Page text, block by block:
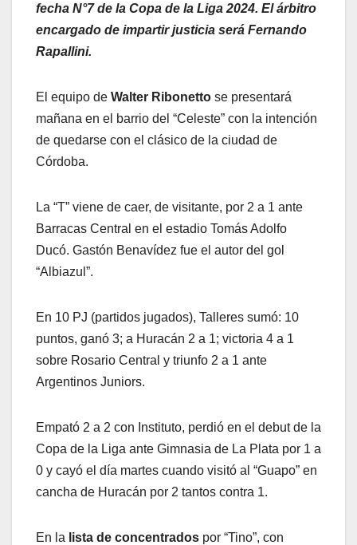
fecha N°7 de la Copa de la Liga 2024. El árbitro
encargado de impartir justicia será Fernando
Rapallini.
El equipo de Walter Ribonetto se presentará
mañana en el barrio del “Celeste” con la intención
de quedarse con el clásico de la ciudad de
Córdoba.
La “T” viene de caer, de visitante, por 2 a 1 ante
Barracas Central en el estadio Tomás Adolfo
Ducó. Gastón Benavídez fue el autor del gol
“Albiazul”.
En 10 PJ (partidos jugados), Talleres sumó: 10
puntos, ganó 3; a Huracán 2 a 1; victoria 4 a 1
sobre Rosario Central y triunfo 2 a 1 ante
Argentinos Juniors.
Empató 2 a 2 con Instituto, perdió en el debut de la
Copa de la Liga ante Gimnasia de La Plata por 1 a
0 y cayó el día martes cuando visitó al “Guapo” en
cancha de Huracán por 2 tantos contra 1.
En la lista de concentrados por “Tino”, con